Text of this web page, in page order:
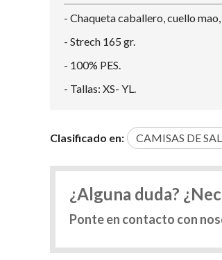
- Chaqueta caballero, cuello
- Strech 165 gr.
- 100% PES.
- Tallas: XS- YL.
Clasificado en: CAMISAS DE
¿Alguna duda?
Ponte en contacto con